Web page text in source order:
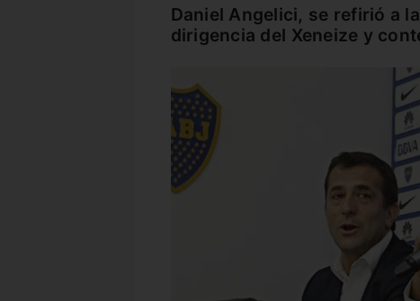
Daniel Angelici, se refirió a
dirigencia del Xeneize y